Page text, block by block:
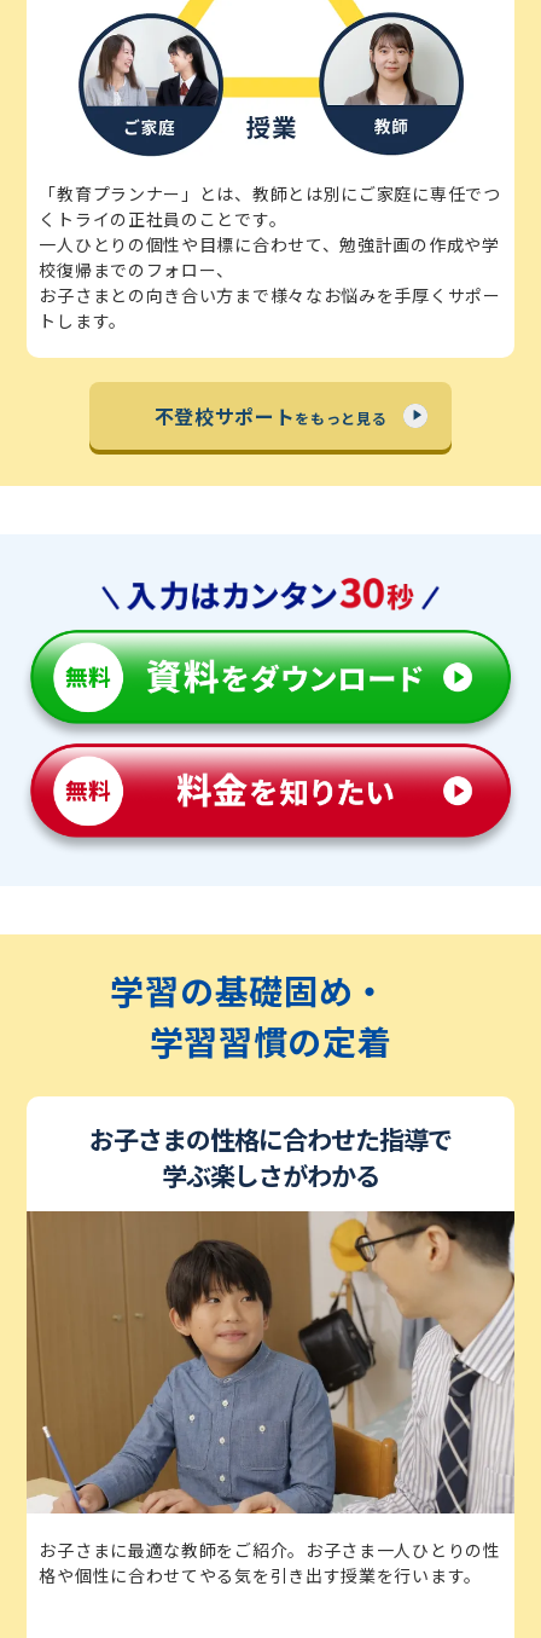
「教育プランナー」とは、教師とは別にご家庭に専任でつ
くトライの正社員のことです。
一人ひとりの個性や目標に合わせて、勉強計画の作成や学
校復帰までのフォロー、
お子さまとの向き合い方まで様々なお悩みを手厚くサポー
トします。
不登校サポートをもっと見る
学習の基礎固め・
学習習慣の定着
お子さまの性格に合わせた指導で
学ぶ楽しさがわかる
お子さまに最適な教師をご紹介。お子さま一人ひとりの性
格や個性に合わせてやる気を引き出す授業を行います。